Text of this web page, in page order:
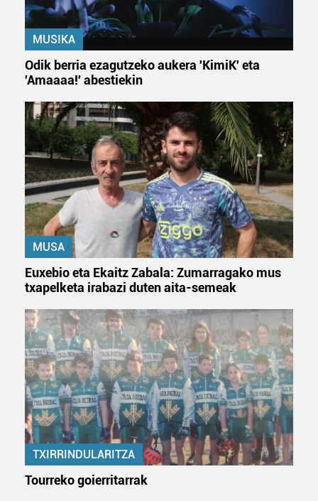
zerbitzuak hobetzeko asmoz, cookie teknologiaz
baliatzen gara. Ohar hau onartuz gero, teknologia hori
erabiltzeko baimen esplizitua ematen diguzu.
Gehiago
irakurri
MUSIKA
Odik berria ezagutzeko aukera 'KimiK' eta
'Amaaaa!' abestiekin
MUSA
Euxebio eta Ekaitz Zabala: Zumarragako mus
txapelketa irabazi duten aita-semeak
TXIRRINDULARITZA
Tourreko goierritarrak